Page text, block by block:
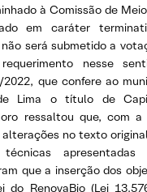
à Comissão de
em caráter
será submetido a
nesse
que confere ao
Lima o título de
ressaltou que, com a
alterações no texto
apresentadas
que a inserção dos
do RenovaBio (Lei